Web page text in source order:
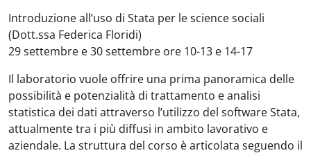
Introduzione all’uso di Stata per le science sociali
(Dott.ssa Federica Floridi)
29 settembre e 30 settembre ore 10-13 e 14-17
Il laboratorio vuole offrire una prima panoramica delle
possibilità e potenzialità di trattamento e analisi
statistica dei dati attraverso l’utilizzo del software Stata,
attualmente tra i più diffusi in ambito lavorativo e
aziendale. La struttura del corso è articolata seguendo il